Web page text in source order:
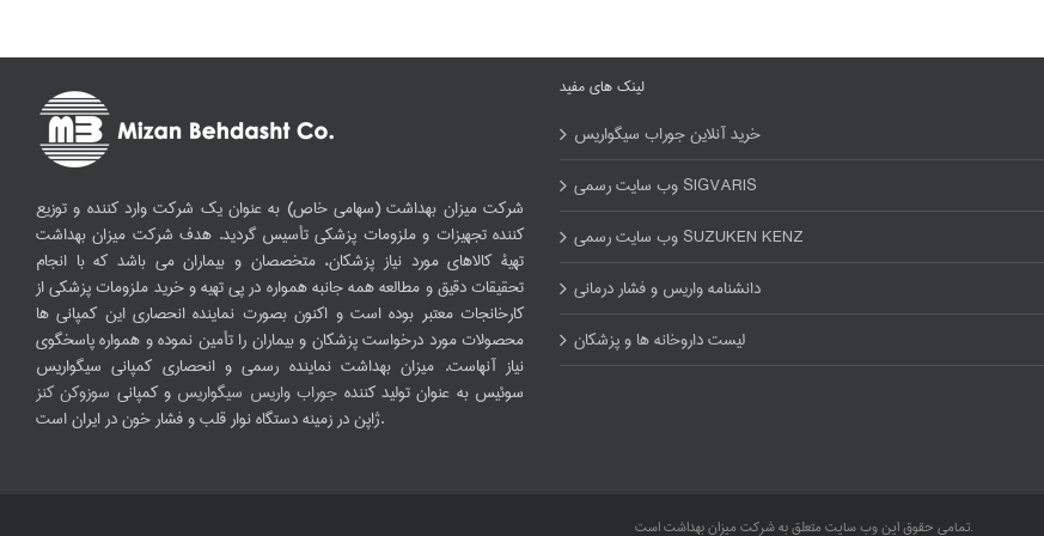
شرکت میزان بهداشت (سهامی خاص) به عنوان یک شرکت وارد کننده و توزیع
کننده تجهیزات و ملزومات پزشکی تأسیس گردید. هدف شرکت میزان بهداشت
تهیۀ کالاهای مورد نیاز پزشکان، متخصصان و بیماران می باشد که با انجام
تحقیقات دقیق و مطالعه همه جانبه همواره در پی تهیه و خرید ملزومات پزشکی از
کارخانجات معتبر بوده است و اکنون بصورت نماینده انحصاری این کمپانی ها
محصولات مورد درخواست پزشکان و بیماران را تأمین نموده و همواره پاسخگوی
نیاز آنهاست. میزان بهداشت نماینده رسمی و انحصاری کمپانی سیگواریس
سوئیس به عنوان تولید کننده جوراب واریس سیگواریس و کمپانی سوزوکن کنز
ژاپن در زمینه دستگاه نوار قلب و فشار خون در ایران است.
لینک های مفید
خرید آنلاین جوراب سیگواریس
وب سایت رسمی SIGVARIS
وب سایت رسمی SUZUKEN KENZ
دانشنامه واریس و فشار درمانی
لیست داروخانه ها و پزشکان
تمامی حقوق این وب سایت متعلق به شرکت میزان بهداشت است.